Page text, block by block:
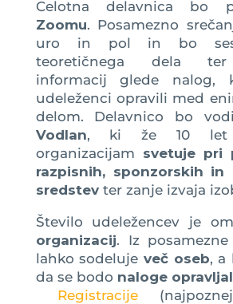
Celotna delavnica bo
Zoomu. Posamezno
uro in pol in bo
teoretičnega dela ter
informacij glede
udeleženci opravili med
delom. Delavnico bo
Vodlan, ki že 10 let
organizacijam svetuje pri
razpisnih, sponzorskih in
sredstevter zanje izvaja
Število udeležencev je
organizacij. Iz
lahko sodelujeveč oseb, a
da se bodo naloge
Registracije